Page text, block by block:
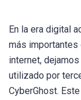
En la era digital
más importantes
internet,
utilizado por
CyberGhost.